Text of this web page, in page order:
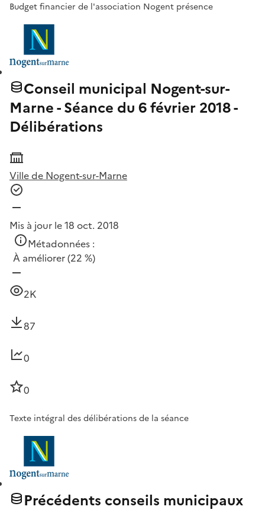
Budget financier de l'association Nogent présence
Conseil municipal Nogent-sur-
Marne - Séance du 6 février 2018 -
Délibérations
Ville de Nogent-sur-Marne
Mis à jour le 18 oct. 2018
Métadonnées :
À améliorer(22 %)
2K
87
0
0
Texte intégral des délibérations de la séance
Précédents conseils municipaux